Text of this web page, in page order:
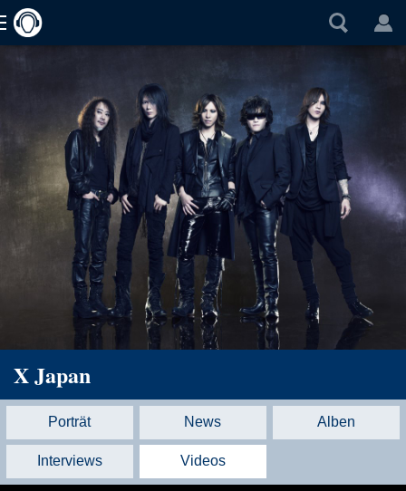
X Japan
Porträt News Alben
Interviews Videos